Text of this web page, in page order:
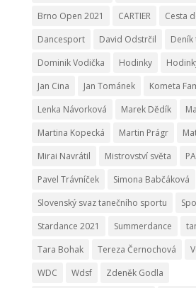
Brno Open 2021
CARTIER
Cesta
Dancesport
David Odstrčil
Deník
Dominik Vodička
Hodinky
Jan Cina
Jan Tománek Kometa
Lenka Návorková
Marek Dědík
Martina Kopecká
Martin Prágr
Mirai Navrátil
Mistrovství světa
Pavel Trávníček
Simona Babčáková
Slovenský svaz tanečního sportu
Stardance 2021
Summerdance
Tara Bohak
Tereza Černochová
WDC
Wdsf
Zdeněk Godla